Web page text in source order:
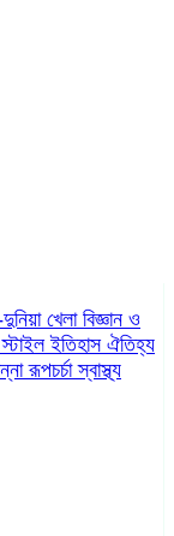
খেলা বিজ্ঞান ও
ইতিহাস ঐতিহ্য
রূপচর্চাস্বাস্থ্য